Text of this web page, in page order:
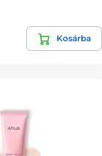
Kosárba